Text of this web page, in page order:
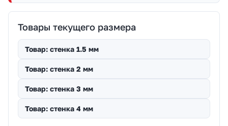
Товары текущего размера
Товар: стенка 1.5 мм
Товар: стенка 2 мм
Товар: стенка 3 мм
Товар: стенка 4 мм